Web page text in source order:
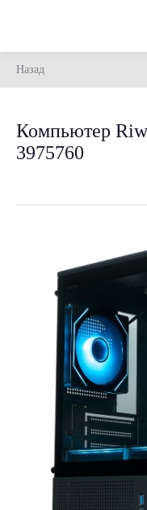
Назад
Компьютер
3975760